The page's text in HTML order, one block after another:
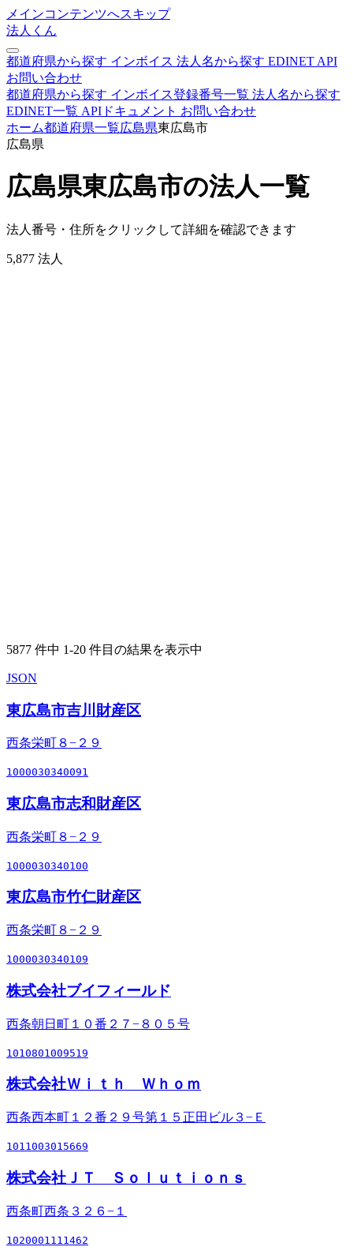
メインコンテンツへスキップ
法人くん
都道府県から探す インボイス 法人名から探す EDINET API
お問い合わせ
都道府県から探す インボイス登録番号一覧 法人名から探す
EDINET一覧 APIドキュメント お問い合わせ
ホーム都道府県一覧広島県東広島市
広島県
広島県東広島市の法人一覧
法人番号・住所をクリックして詳細を確認できます
5,877 法人
5877 件中 1-20 件目の結果を表示中
JSON
東広島市吉川財産区
西条栄町８−２９
1000030340091
東広島市志和財産区
西条栄町８−２９
1000030340100
東広島市竹仁財産区
西条栄町８−２９
1000030340109
株式会社ブイフィールド
西条朝日町１０番２７−８０５号
1010801009519
株式会社Ｗｉｔｈ Ｗｈｏｍ
西条西本町１２番２９号第１５正田ビル３−Ｅ
1011003015669
株式会社ＪＴ Ｓｏｌｕｔｉｏｎｓ
西条町西条３２６−１
1020001111462